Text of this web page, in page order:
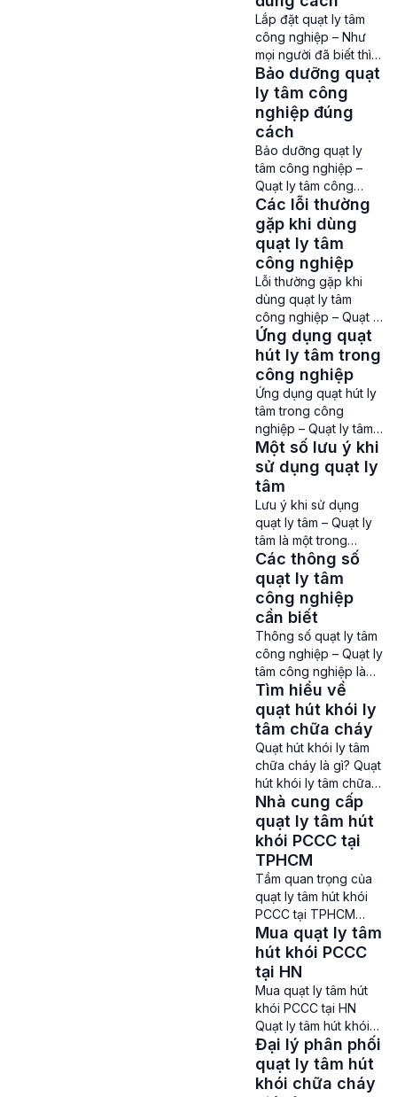
Ứng dụng của quạt ly
tâm cho tòa nhà cao
tầng Quạt hút ly tâm
không chỉ giúp đảm
bảo sự thông thoáng,
điều […]
Lắp đặt quạt ly tâm
công nghiệp – Như
mọi người đã biết thì ở
các thống thông gió,
xử lý khí thải và điều
hòa không khí tại các
nhà máy, xưởng sản
xuất, công trình xây
dựng không thể thiếu
được các thiết bị như
quạt ly tâm công
nghiệp. Hướng dẫn
lắp […]
Bảo dưỡng quạt
ly tâm công
nghiệp đúng
cách
Bảo dưỡng quạt ly
tâm công nghiệp –
Quạt ly tâm công
nghiệp đóng vai trò
vô cùng quan trọng
đối với các nhà máy,
khu sản xuất, khu
công nghiệp, các tòa
nhà để đảm bảo quá
trình làm mát và lưu
thông không khí phục
vụ các hoạt động sản
xuất. Bảo dưỡng […]
Các lỗi thường
gặp khi dùng
quạt ly tâm
công nghiệp
Lỗi thường gặp khi
dùng quạt ly tâm
công nghiệp – Quạt ly
tâm là thiết bị quạt hút
công nghiệp quan
trọng, được ứng dụng
rộng rãi trong các hệ
thống thông gió, hút
khí thải, hút bụi tại
nhà máy xay xát,
xưởng gỗ, nhà máy
hóa chất,… Dù sở hữu
hiệu suất […]
Ứng dụng quạt
hút ly tâm trong
công nghiệp
Ứng dụng quạt hút ly
tâm trong công
nghiệp – Quạt ly tâm,
quạt hút ly tâm là
dòng quạt đang được
ứng dụng vào rất
nhiều lĩnh vực khác
nhau trong công
nghiệp. Loại quạt này
hoạt động dựa
theo nguyên lý lực ly
tâm nên tạo ra lưu
lượng, tốc độ hút gió
mạnh […]
Một số lưu ý khi
sử dụng quạt ly
tâm
Lưu ý khi sử dụng
quạt ly tâm – Quạt ly
tâm là một trong
những dòng quạt
công nghiệp đang
được dùng khá phổ
biến hiện nay để giúp
điều hòa không khí,
làm mát không gian
sinh sống và làm việc,
…. Để giúp chiếc quạt
ly tâm công nghiệp
có thể hoạt động […]
Các thông số
quạt ly tâm
công nghiệp
cần biết
Thông số quạt ly tâm
công nghiệp – Quạt ly
tâm công nghiệp là
loại quạt hút không
không giúp loại bỏ
các khí độc hại, bụi
bẩn và làm mát không
gian như các khu
chung cư, nhà xưởng,
tòa nhà cao tầng,… Vì
thế việc lựa chọn mua
sản phẩm sao cho
phù […]
Tìm hiểu về
quạt hút khói ly
tâm chữa cháy
Quạt hút khói ly tâm
chữa cháy là gì? Quạt
hút khói ly tâm chữa
cháy còn được gọi là
quạt ly tâm hút khói
chữa cháy hoặc quạt
ly tâm hút khói PCCC,
là một thiết bị quan
trọng trong các hệ
thống Phòng cháy
chữa cháy. Đây là loại
quạt ly tâm công […]
Nhà cung cấp
quạt ly tâm hút
khói PCCC tại
TPHCM
Tầm quan trọng của
quạt ly tâm hút khói
PCCC tại TPHCM
Quạt ly tâm hút khói
PCCC tại TPHCM –
TPHCM là 1 trong
những thành phố lớn
tập trung rất nhiều tòa
nhà cao tầng, khu
công nghiệp, trung
tâm thương mại và
khu dân cư đông
đúc. Chính vì thế luôn
Mua quạt ly tâm
hút khói PCCC
tại HN
Mua quạt ly tâm hút
khói PCCC tại HN
Quạt ly tâm hút khói
PCCC tại HN – Quạt ly
tâm hút khói PCCC
hay còn được gọi
Đại lý phân phối
quạt ly tâm hút
khói chữa cháy